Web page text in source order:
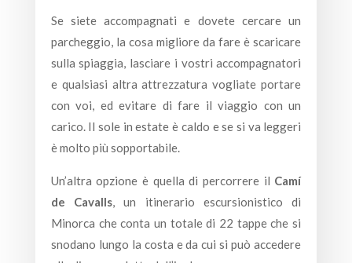
Se siete accompagnati e dovete cercare un
parcheggio, la cosa migliore da fare è scaricare
sulla spiaggia, lasciare i vostri accompagnatori
e qualsiasi altra attrezzatura vogliate portare
con voi, ed evitare di fare il viaggio con un
carico. Il sole in estate è caldo e se si va leggeri
è molto più sopportabile.
Un’altra opzione è quella di percorrere il Camí
de Cavalls, un itinerario escursionistico di
Minorca che conta un totale di 22 tappe che si
snodano lungo la costa e da cui si può accedere